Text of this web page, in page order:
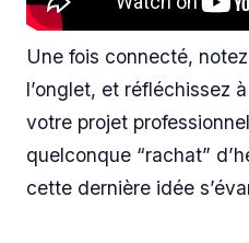
Une fois connecté,
l’onglet, et réfléchissez
votre projet
quelconque “rachat”
cette dernière idée